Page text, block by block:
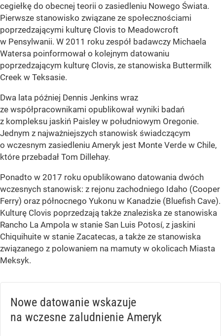
cegiełkę do obecnej teorii o zasiedleniu Nowego Świata.
Pierwsze stanowisko związane ze społecznościami
poprzedzającymi kulturę Clovis to Meadowcroft
w Pensylwanii. W 2011 roku zespół badawczy Michaela
Watersa poinformował o kolejnym datowaniu
poprzedzającym kulturę Clovis, ze stanowiska Buttermilk
Creek w Teksasie.
Dwa lata później Dennis Jenkins wraz
ze współpracownikami opublikował wyniki badań
z kompleksu jaskiń Paisley w południowym Oregonie.
Jednym z najważniejszych stanowisk świadczącym
o wczesnym zasiedleniu Ameryk jest Monte Verde w Chile,
które przebadał Tom Dillehay.
Ponadto w 2017 roku opublikowano datowania dwóch
wczesnych stanowisk: z rejonu zachodniego Idaho (Cooper
Ferry) oraz północnego Yukonu w Kanadzie (Bluefish Cave).
Kulturę Clovis poprzedzają także znaleziska ze stanowiska
Rancho La Ampola w stanie San Luis Potosí, z jaskini
Chiquihuite w stanie Zacatecas, a także ze stanowiska
związanego z polowaniem na mamuty w okolicach Miasta
Meksyk.
Nowe datowanie wskazuje
na wczesne zaludnienie Ameryk